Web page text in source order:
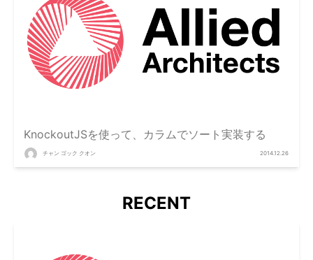
KnockoutJSを使って、カラムでソート実装する
チャン ゴック クオン 2014.12.26
RECENT